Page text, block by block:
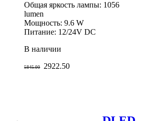
Общая яркость лампы: 1056
lumen
Мощность: 9.6 W
Питание: 12/24V DC
В наличии
5845.00 2922.50